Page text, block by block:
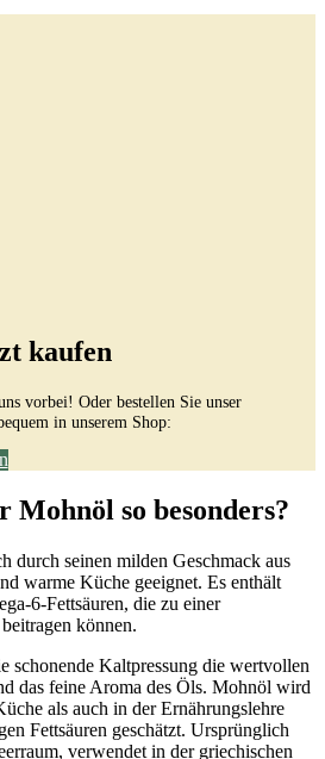
kaufen
vorbei! Oder bestellen Sie unser
in unserem Shop:
Mohnöl so besonders?
durch seinen milden Geschmack aus
warme Küche geeignet. Es enthält
6-Fettsäuren, die zu einer
können.
schonende Kaltpressung die wertvollen
das feine Aroma des Öls. Mohnöl wird
als auch in der Ernährungslehre
Fettsäuren geschätzt. Ursprünglich
verwendet in der griechischen